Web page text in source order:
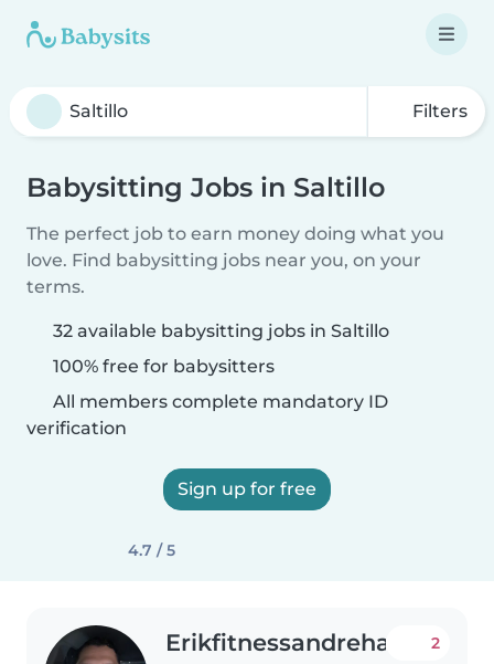
Filters
Babysitting Jobs in Saltillo
The perfect job to earn money doing what you
love. Find babysitting jobs near you, on your
terms.
32 available babysitting jobs in Saltillo
100% free for babysitters
All members complete mandatory ID
verification
Sign up for free
4.7 / 5
Erikfitnessandrehab 2